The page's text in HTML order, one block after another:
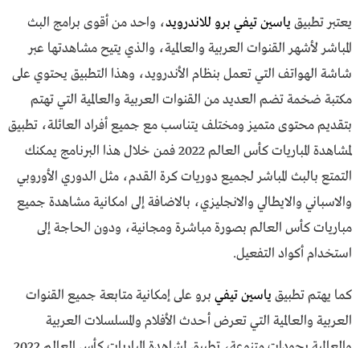
يعتبر تطبيق ياسين تيفي برو للاندرويد، واحد من أقوى برامج البث
المباشر لأشهر القنوات العربية والعالمية، والذي يتيح مشاهدتها عبر
شاشة الهواتف التي تعمل بنظام الأندرويد، وهذا التطبيق يحتوي على
مكتبة ضخمة تضم العديد من القنوات العربية والعالمية التي تهتم
بتقديم محتوى متميز ومختلف يتناسب مع جميع أفراد العائلة، تطبيق
لمشاهدة المباريات كأس العالم 2022 فمن خلال هذا البرنامج يمكنك
التمتع بالبث المباشر لجميع دوريات كرة القدم، مثل الدوري الأوروبي
والاسباني والايطالي والانجليزي، بالاضافة إلى امكانية مشاهدة جميع
مباريات كأس العالم بصورة مباشرة ومجانية، ودون الحاجة إلى
استخدام أكواد التفعيل.
كما يهتم تطبيق ياسين تيفي برو على إمكانية متابعة جميع القنوات
العربية والعالمية التي تعرض أحدث الأفلام والمسلسلات العربية